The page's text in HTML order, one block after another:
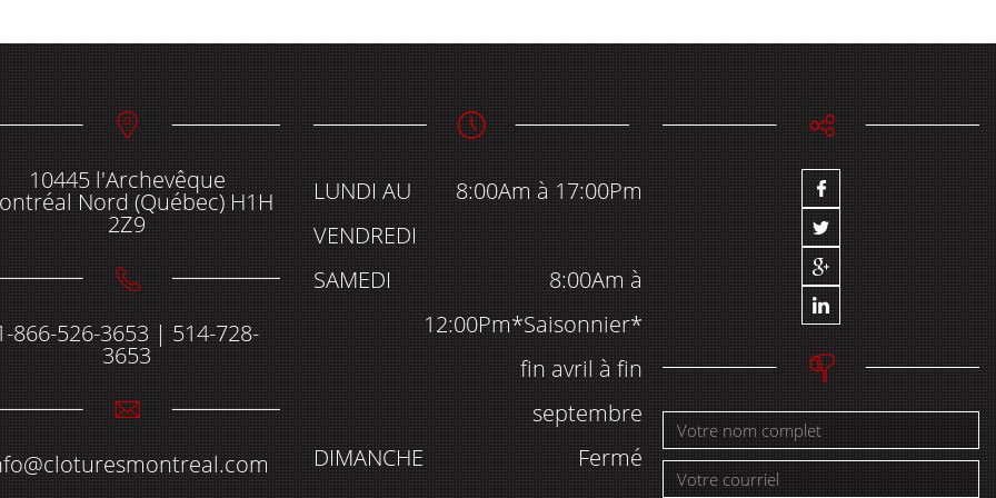
10445 l'Archevêque
Nord (Québec) H1H
2Z9
866-526-3653 | 514-728-
3653
LUNDI AU
VENDREDI
8:00Am à 17:00Pm
SAMEDI
8:00Am à
12:00Pm*Saisonnier*
fin avril à fin
septembre
DIMANCHE
Fermé